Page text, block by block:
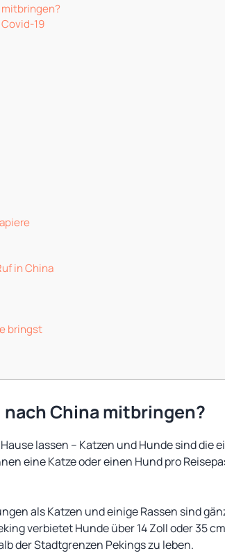
19
in China
bringst
China mitbringen?
lassen – Katzen und Hunde sind die
eine Katze oder einen Hund pro
als Katzen und einige Rassen sind
verbietet Hunde über 14 Zoll oder 35
der Stadtgrenzen Pekings zu leben.